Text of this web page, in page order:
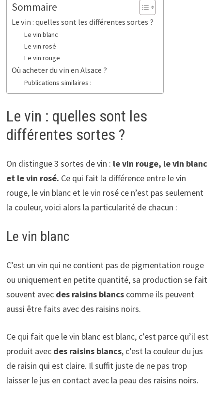
Sommaire
Le vin : quelles sont les différentes sortes ?
Le vin blanc
Le vin rosé
Le vin rouge
Où acheter du vin en Alsace ?
Publications similaires :
Le vin : quelles sont les
différentes sortes ?
On distingue 3 sortes de vin : le vin rouge, le vin blanc
et le vin rosé. Ce qui fait la différence entre le vin
rouge, le vin blanc et le vin rosé ce n’est pas seulement
la couleur, voici alors la particularité de chacun :
Le vin blanc
C’est un vin qui ne contient pas de pigmentation rouge
ou uniquement en petite quantité, sa production se fait
souvent avec des raisins blancscomme ils peuvent
aussi être faits avec des raisins noirs.
Ce qui fait que le vin blanc est blanc, c’est parce qu’il est
produit avec des raisins blancs, c’est la couleur du jus
de raisin qui est claire. Il suffit juste de ne pas trop
laisser le jus en contact avec la peau des raisins noirs.